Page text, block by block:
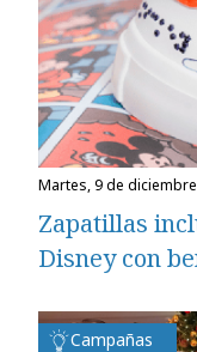
martes, 9 de
Zapatillas
Disney con
Campañas